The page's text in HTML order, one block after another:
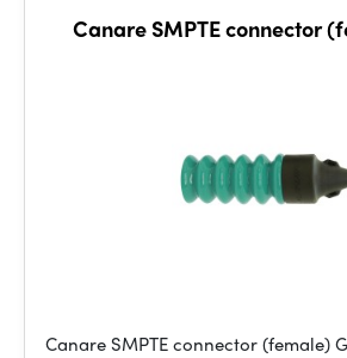
Canare SMPTE connector
Canare SMPTE connector (female)